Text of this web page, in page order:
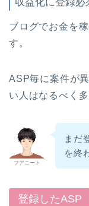
ブログでお金を
す。
ASP毎に案件が
い人はなるべく
フアニート
まだ
を終
登録したASP